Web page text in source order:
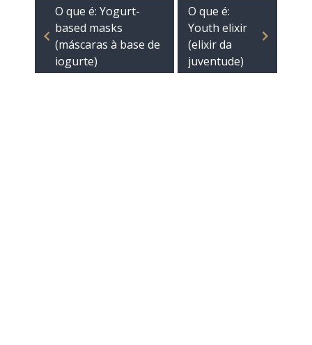
O que é: Yogurt-
based masks
(máscaras à base de
iogurte)
O que é:
Youth elixir
(elixir da
juventude)